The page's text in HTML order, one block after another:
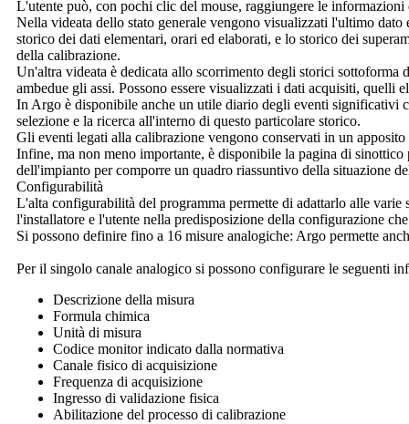
L'utente può, con pochi clic del mouse, raggiungere le informazioni
Nella videata dello stato generale vengono visualizzati l'ultimo
storico dei dati elementari, orari ed elaborati, e lo storico dei
della calibrazione.
Un'altra videata è dedicata allo scorrimento degli storici
ambedue gli assi. Possono essere visualizzati i dati acquisiti, quelli
In Argo è disponibile anche un utile diario degli eventi significativi
selezione e la ricerca all'interno di questo particolare storico.
Gli eventi legati alla calibrazione vengono conservati in un
Infine, ma non meno importante, è disponibile la pagina di
dell'impianto per comporre un quadro riassuntivo della situazione
Configurabilità
L'alta configurabilità del programma permette di adattarlo alle
l'installatore e l'utente nella predisposizione della configurazione
Si possono definire fino a 16 misure analogiche: Argo permette
Per il singolo canale analogico si possono configurare le seguenti
Descrizione della misura
Formula chimica
Unità di misura
Codice monitor indicato dalla normativa
Canale fisico di acquisizione
Frequenza di acquisizione
Ingresso di validazione fisica
Abilitazione del processo di calibrazione